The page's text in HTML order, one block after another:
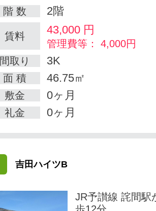
階 数 2階
賃料 43,000 円
管理費等： 4,000円
間取り
3K
面 積 46.75㎡
敷金 0ヶ月
礼金 0ヶ月
吉田ハイツB
JR予讃線 詫間駅